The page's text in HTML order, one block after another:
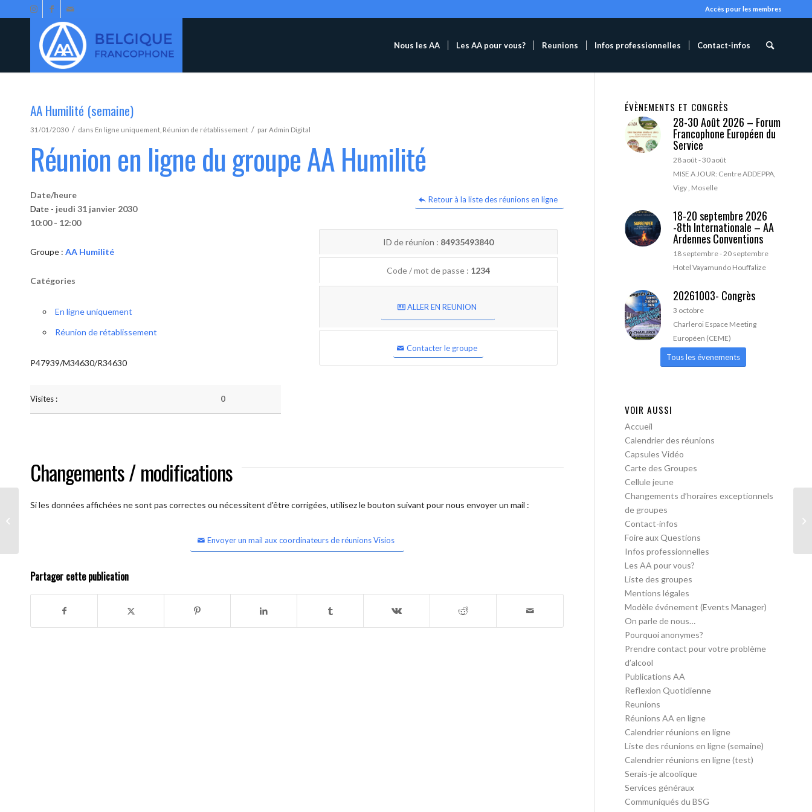
Accès pour les membres
Nous les AA Les AA pour vous? Reunions Infos professionnelles Contact-infos
AA Humilité (semaine)
31/01/2030 / dans En ligne uniquement Réunion de rétablissement / parAdmin Digital
Réunion en ligne du groupe AA Humilité
Retour à la liste des réunions en ligne
Date/heure
Date - jeudi 31 janvier 2030
10:00 - 12:00
Groupe : AA Humilité
Catégories
En ligne uniquement
Réunion de rétablissement
P47939/M34630/R34630
Visites : 0
ID de réunion : 84935493840
Code / mot de passe : 1234
ALLER EN REUNION
Contacter le groupe
Changements / modifications
Si les données affichées ne sont pas correctes ou nécessitent d'être corrigées, utilisez le bouton suivant pour nous envoyer un mail :
Envoyer un mail aux coordinateurs de réunions Visios
Partager cette publication
ÉVÈNEMENTS ET CONGRÈS
28-30 Août 2026 – Forum
Francophone Européen du
Service
28 août-30 août
MISE A JOUR: Centre ADDEPPA,
Vigy , Moselle
18-20 septembre 2026
-8th Internationale – AA
Ardennes Conventions
18 septembre-20 septembre
Hotel Vayamundo Houffalize
20261003- Congrès
3 octobre
Charleroi Espace Meeting
Européen (CEME)
Tous les évenements
VOIR AUSSI
Accueil
Calendrier des réunions
Capsules Vidéo
Carte des Groupes
Cellule jeune
Changements d’horaires exceptionnels
de groupes
Contact-infos
Foire aux Questions
Infos professionnelles
Les AA pour vous?
Liste des groupes
Mentions légales
Modèle événement (Events Manager)
On parle de nous…
Pourquoi anonymes?
Prendre contact pour votre problème
d’alcool
Publications AA
Reflexion Quotidienne
Reunions
Réunions AA en ligne
Calendrier réunions en ligne
Liste des réunions en ligne (semaine)
Calendrier réunions en ligne (test)
Serais-je alcoolique
Services généraux
Communiqués du BSG